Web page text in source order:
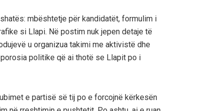
mbështetje për kandidatët, formulim i
si Llapi. Në postim nuk jepen detaje të
u organizua takimi me aktivistë dhe
politike që ai thotë se Llapit po i
e partisë së tij po e forcojnë kërkesën